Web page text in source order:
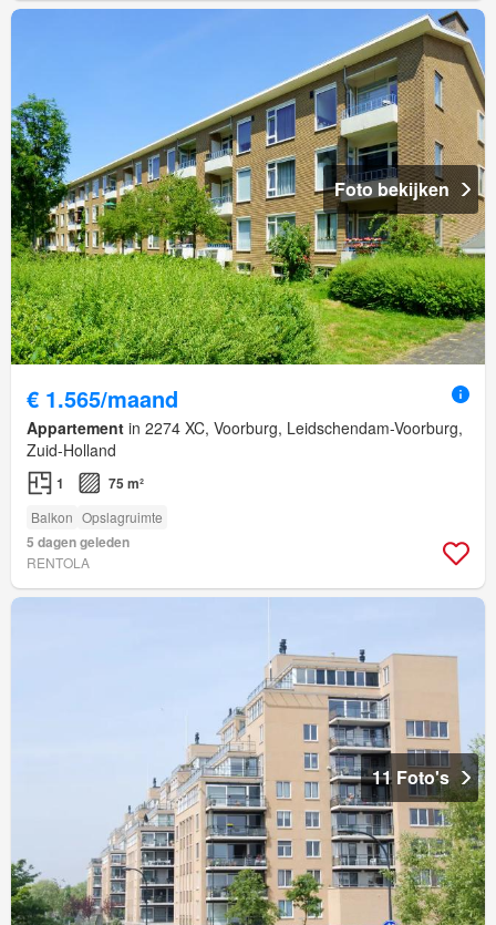
Foto bekijken
€ 1.565/maand
Appartement in 2274 XC, Voorburg, Leidschendam-Voorburg,
Zuid-Holland
1 75 m²
Balkon Opslagruimte
5 dagen geleden
RENTOLA
11 Foto's